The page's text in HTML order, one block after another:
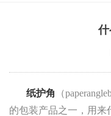
什
纸护角
（
的包装产品之一，用来